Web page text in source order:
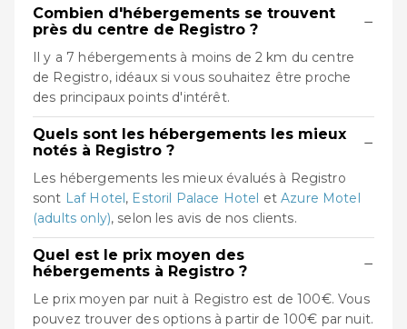
Combien d'hébergements se trouvent
près du centre de Registro ?
−
Il y a 7 hébergements à moins de 2 km du centre
de Registro, idéaux si vous souhaitez être proche
des principaux points d'intérêt.
Quels sont les hébergements les mieux
notés à Registro ?
−
Les hébergements les mieux évalués à Registro
sont Laf Hotel, Estoril Palace Hotel etAzure Motel
(adults only), selon les avis de nos clients.
Quel est le prix moyen des
hébergements à Registro ?
−
Le prix moyen par nuit à Registro est de 100€. Vous
pouvez trouver des options à partir de 100€ par nuit.